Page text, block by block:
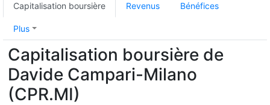
Capitalisation boursière Revenus Bénéfices
Plus
Capitalisation boursière de
Davide Campari-Milano
(CPR.MI)